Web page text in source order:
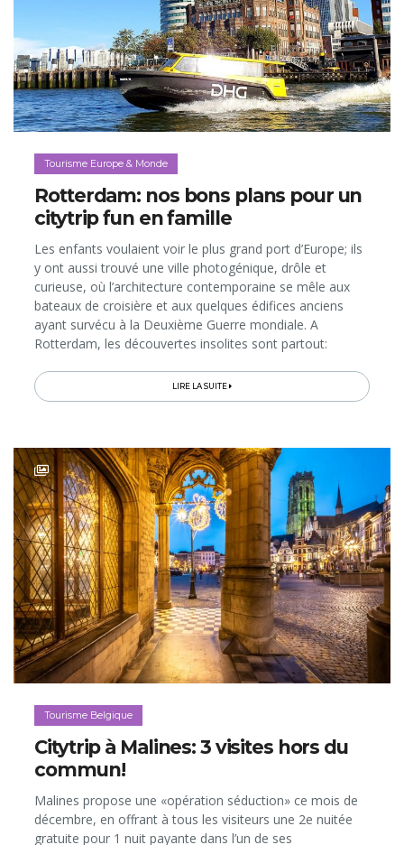
Tourisme Europe & Monde
Rotterdam: nos bons plans pour un
citytrip fun en famille
Les enfants voulaient voir le plus grand port d’Europe; ils
y ont aussi trouvé une ville photogénique, drôle et
curieuse, où l’architecture contemporaine se mêle aux
bateaux de croisière et aux quelques édifices anciens
ayant survécu à la Deuxième Guerre mondiale. A
Rotterdam, les découvertes insolites sont partout:
tendance, déplacements...LIRE LA SUITE
Tourisme Belgique
Citytrip à Malines: 3 visites hors du
commun!
Malines propose une «opération séduction» ce mois de
décembre, en offrant à tous les visiteurs une 2e nuitée
gratuite pour 1 nuit payante dans l’un de ses